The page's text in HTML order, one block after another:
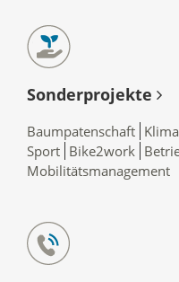
Sonderprojekte
Baumpatenschaft
Sport Bike2work
Mobilitätsmanagement